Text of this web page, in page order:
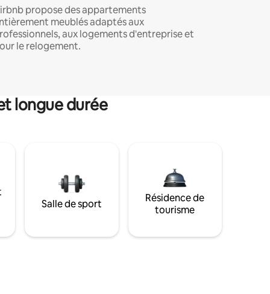
propose des appartements
meublés adaptés aux
aux logements d'entreprise et
le relogement.
longue durée
Salle de sport
Résidence de
tourisme